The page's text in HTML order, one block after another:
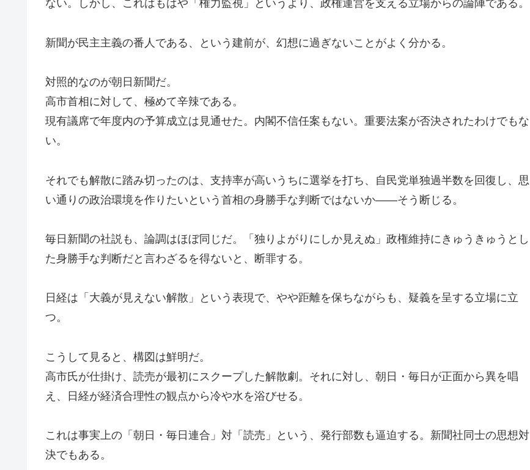
ない。しかし、これはもはや「権力監視」というより、政権運営を支える立場からの論陣である。
新聞が民主主義の番人である、という建前が、幻想に過ぎないことがよく分かる。
対照的なのが朝日新聞だ。
高市首相に対して、極めて辛辣である。
現有議席で年度内の予算成立は見通せた。内閣不信任案もない。重要法案が否決されたわけでもな
い。
それでも解散に踏み切ったのは、支持率が高いうちに選挙を打ち、自民党単独過半数を回復し、思
い通りの政治環境を作りたいという首相の身勝手な判断ではないか――そう断じる。
毎日新聞の社説も、論調はほぼ同じだ。「独りよがりにしか見えぬ」政権維持にきゅうきゅうとし
た身勝手な判断だと言わざるを得ないと、断罪する。
日経は「大義が見えない解散」という表現で、やや距離を保ちながらも、疑義を呈する立場に立
つ。
こうして見ると、構図は鮮明だ。
高市氏が仕掛け、読売が最初にスクープした解散劇。それに対し、朝日・毎日が正面から異を唱
え、日経が経済合理性の観点から冷や水を浴びせる。
これは事実上の「朝日・毎日連合」対「読売」という、発行部数も逼迫する。新聞社同士の思想対
決でもある。